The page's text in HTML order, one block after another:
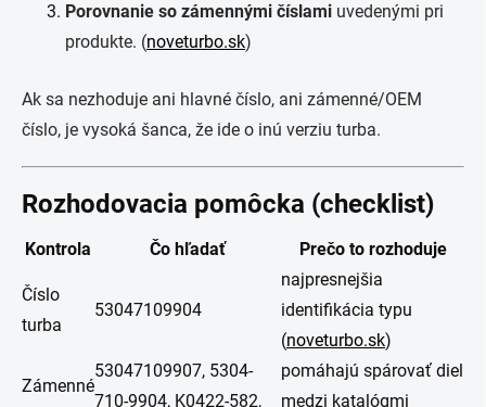
Porovnanie so zámennými číslami uvedenými pri
produkte. (noveturbo.sk)
Ak sa nezhoduje ani hlavné číslo, ani zámenné/OEM
číslo, je vysoká šanca, že ide o inú verziu turba.
Rozhodovacia pomôcka (checklist)
Kontrola Čo hľadať Prečo to rozhoduje
Číslo
turba
53047109904
najpresnejšia
identifikácia typu
(noveturbo.sk)
Zámenné
53047109907, 5304-
710-9904, K0422-582,
pomáhajú spárovať diel
medzi katalógmi